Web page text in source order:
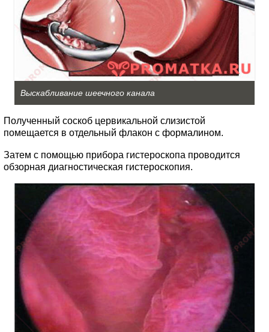
Выскабливание шеечного канала
Полученный соскоб цервикальной слизистой
помещается в отдельный флакон с формалином.
Затем с помощью прибора гистероскопа проводится
обзорная диагностическая гистероскопия.